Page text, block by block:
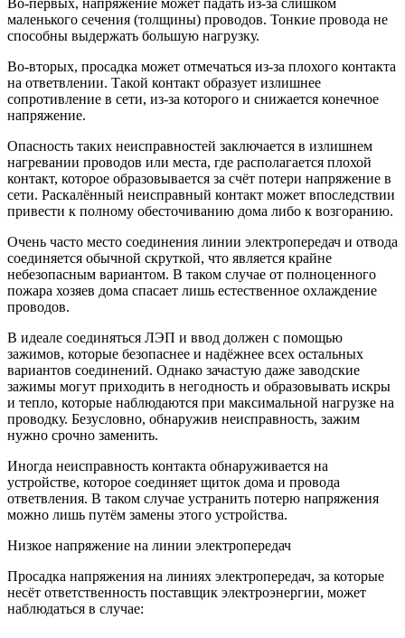
маленького сечения (толщины) проводов. Тонкие провода не
способны выдержать большую нагрузку.
Во-вторых, просадка может отмечаться из-за плохого контакта
на ответвлении. Такой контакт образует излишнее
сопротивление в сети, из-за которого и снижается конечное
напряжение.
Опасность таких неисправностей заключается в излишнем
нагревании проводов или места, где располагается плохой
контакт, которое образовывается за счёт потери напряжение в
сети. Раскалённый неисправный контакт может впоследствии
привести к полному обесточиванию дома либо к возгоранию.
Очень часто место соединения линии электропередач и отвода
соединяется обычной скруткой, что является крайне
небезопасным вариантом. В таком случае от полноценного
пожара хозяев дома спасает лишь естественное охлаждение
проводов.
В идеале соединяться ЛЭП и ввод должен с помощью
зажимов, которые безопаснее и надёжнее всех остальных
вариантов соединений. Однако зачастую даже заводские
зажимы могут приходить в негодность и образовывать искры
и тепло, которые наблюдаются при максимальной нагрузке на
проводку. Безусловно, обнаружив неисправность, зажим
нужно срочно заменить.
Иногда неисправность контакта обнаруживается на
устройстве, которое соединяет щиток дома и провода
ответвления. В таком случае устранить потерю напряжения
можно лишь путём замены этого устройства.
Низкое напряжение на линии электропередач
Просадка напряжения на линиях электропередач, за которые
несёт ответственность поставщик электроэнергии, может
наблюдаться в случае: